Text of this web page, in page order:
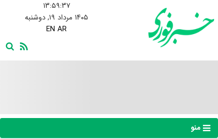
۱۳:۵۹:۳۸
۱۴۰۵ مرداد ۱۹, دوشنبه
EN AR
منو